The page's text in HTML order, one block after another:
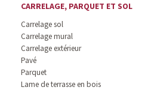
CARRELAGE, PARQUET ET SOL
Carrelage sol
Carrelage mural
Carrelage extérieur
Pavé
Parquet
Lame de terrasse en bois